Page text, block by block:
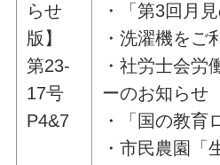
らせ
版】
第23-
17号
P4&7
・「第3回月
・洗濯機をご
・社労士会労
ーのお知らせ
・「国の教育
・市民農園「